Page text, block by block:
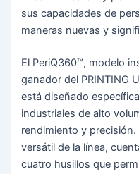
sus capacidades de
maneras nuevas y
El PeriQ360™, modelo
ganador del PRINTING
está diseñado
industriales de alto
rendimiento y
versátil de la línea,
cuatro husillos que